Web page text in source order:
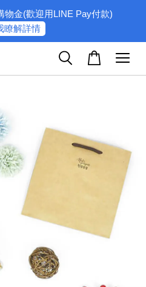
物金(歡迎用LINE Pay付款)
瞭解詳情